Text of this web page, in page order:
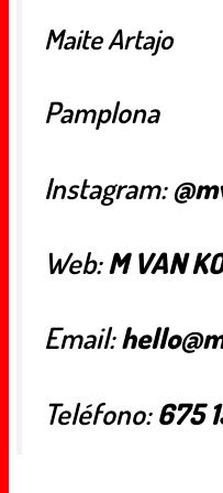
Maite Artajo
Pamplona
Instagram:
Web:M VAN
Email:
Teléfono:675